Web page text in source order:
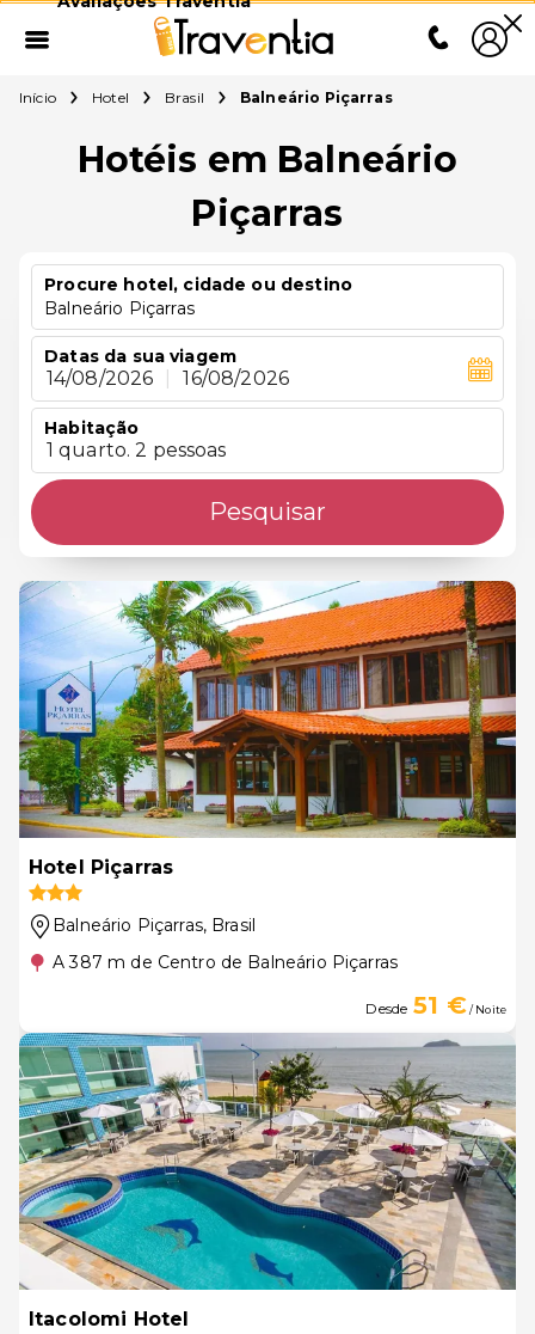
Início Hotel Brasil Balneário Piçarras
Hotéis em Balneário
Piçarras
Procure hotel, cidade ou destino
Balneário Piçarras
Datas da sua viagem
14/08/2026 16/08/2026
Habitação
1 quarto. 2 pessoas
Pesquisar
Hotel Piçarras
Balneário Piçarras, Brasil
A 387 m de Centro de Balneário Piçarras
Desde 51 €/ Noite
Itacolomi Hotel